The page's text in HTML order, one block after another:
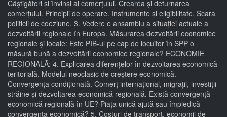
Câștigători și învinși ai comerțului. Crearea și deturnarea
comerțului. Principii de operare. Instrumente și eligibilitate. Scara
politicii de coeziune. 3. Vedere e ansamblu a situației actuale a
dezvoltării regionale în Europa. Măsurarea dezvoltării economice
regionale și locale: Este PIB-ul pe cap de locuitor în SPP o
măsură bună a dezvoltării economice regionale? ECONOMIE
REGIONALĂ: 4. Explicarea diferențelor în dezvoltarea economică
teritorială. Modelul neoclasic de creștere economică.
Convergența condiționată. Comerț internațional, migrații, investiții
străine și dezvoltarea economică regională. Există convergență
economică regională în UE? Piața unică ajută sau împiedică
convergența economică? 5. Costuri de transport, economii de